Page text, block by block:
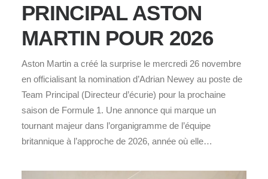
PRINCIPAL ASTON
MARTIN POUR 2026
Aston Martin a créé la surprise le mercredi 26 novembre
en officialisant la nomination d’Adrian Newey au poste de
Team Principal (Directeur d’écurie) pour la prochaine
saison de Formule 1. Une annonce qui marque un
tournant majeur dans l’organigramme de l’équipe
britannique à l’approche de 2026, année où elle…